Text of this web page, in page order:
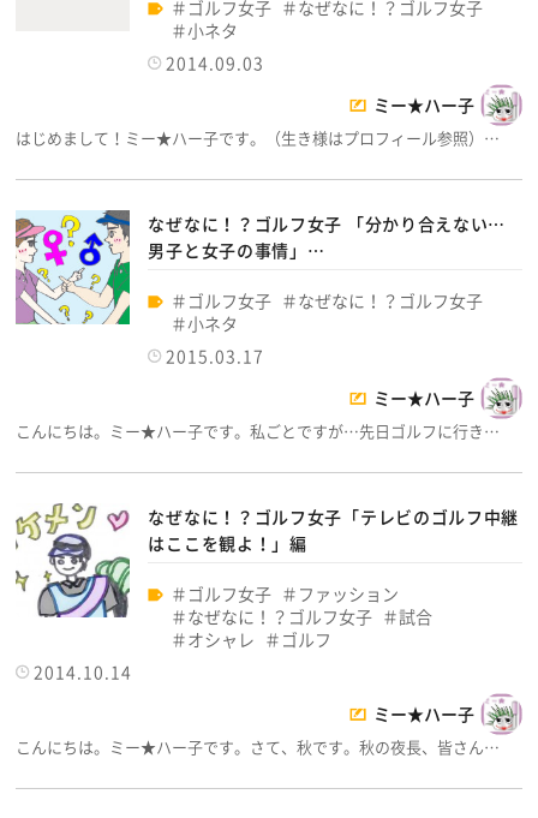
ゴルフ女子
なぜなに！？ゴルフ女子
小ネタ
2014.09.03
ミー★ハー子
はじめまして！ミー★ハー子です。（生き様はプロフィール参照）…
なぜなに！？ゴルフ女子 「分かり合えない…
男子と女子の事情」…
ゴルフ女子
なぜなに！？ゴルフ女子
小ネタ
2015.03.17
ミー★ハー子
こんにちは。ミー★ハー子です。私ごとですが…先日ゴルフに行き…
なぜなに！？ゴルフ女子「テレビのゴルフ中継
はここを観よ！」編
ゴルフ女子
ファッション
なぜなに！？ゴルフ女子
試合
オシャレ
ゴルフ
2014.10.14
ミー★ハー子
こんにちは。ミー★ハー子です。さて、秋です。秋の夜長、皆さん…